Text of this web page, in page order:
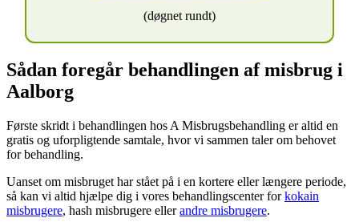
(døgnet rundt)
Sådan foregår behandlingen af misbrug i
Aalborg
Første skridt i behandlingen hos A Misbrugsbehandling er altid en
gratis og uforpligtende samtale, hvor vi sammen taler om behovet
for behandling.
Uanset om misbruget har stået på i en kortere eller længere periode,
så kan vi altid hjælpe dig i vores behandlingscenter forkokain
misbrugere, hash misbrugere ellerandre misbrugere.